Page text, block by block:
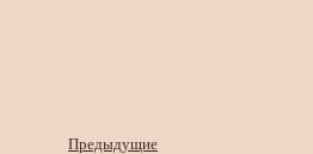
Предыдущие